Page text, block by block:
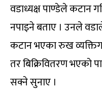
वडाध्यक्ष पाण्डेले कटान
नपाइने बताए । उनले
कटान भएका रुख
तर बिक्रिवितरण भएको
सक्ने सुनाए ।